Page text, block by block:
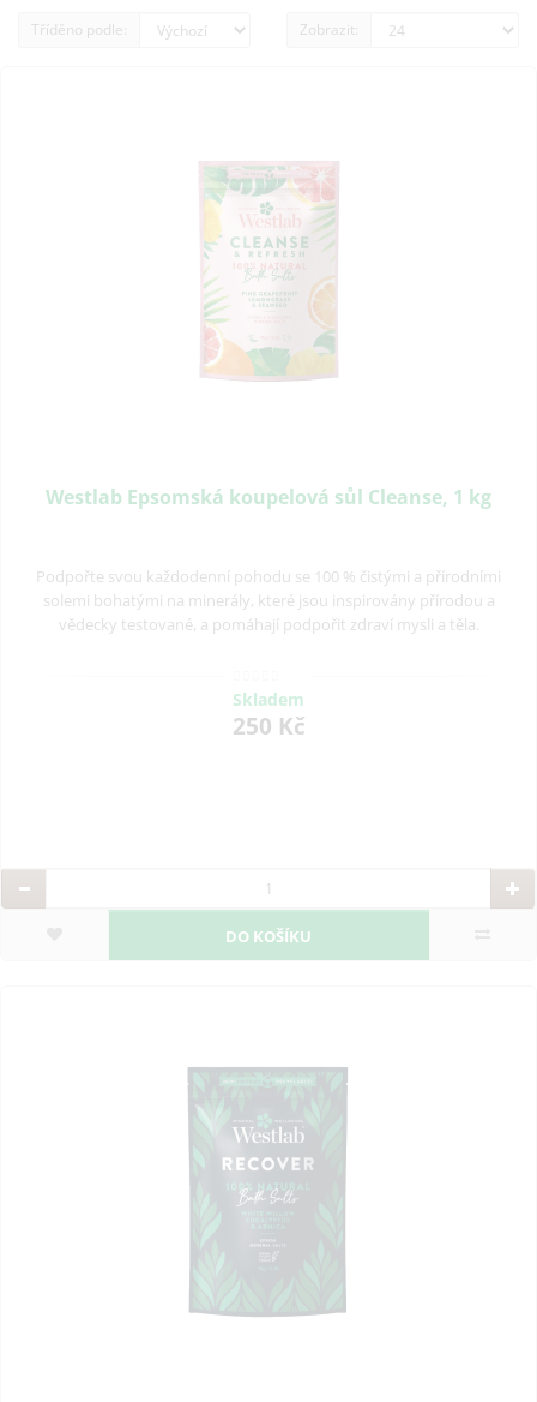
Tříděno podle: Zobrazit:
Westlab Epsomská koupelová sůl Cleanse, 1 kg
Podpořte svou každodenní pohodu se 100 % čistými a přírodními
solemi bohatými na minerály, které jsou inspirovány přírodou a
vědecky testované, a pomáhají podpořit zdraví mysli a těla.
Skladem
250 Kč
DO KOŠÍKU